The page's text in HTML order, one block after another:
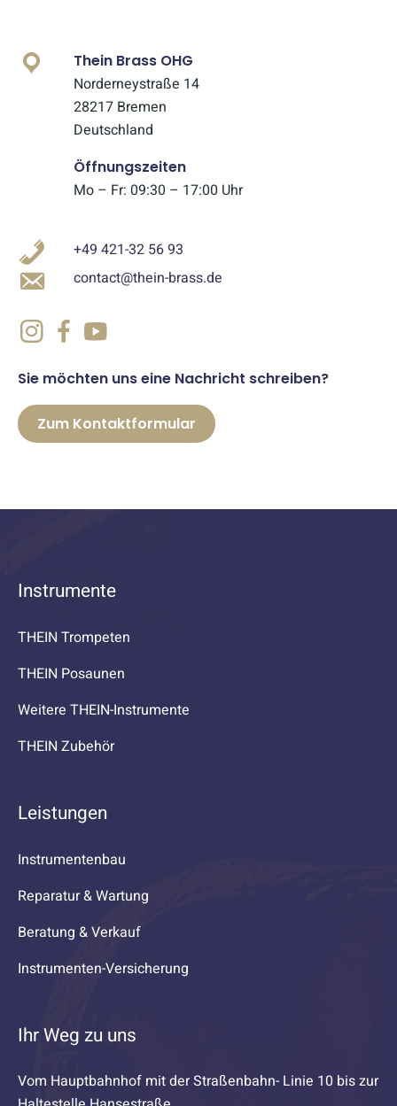
Thein Brass OHG
Norderneystraße 14
28217 Bremen
Deutschland
Öffnungszeiten
Mo – Fr: 09:30 – 17:00 Uhr
+49 421-32 56 93
contact@thein-brass.de
Sie möchten uns eine Nachricht schreiben?
Zum Kontaktformular
Instrumente
THEIN Trompeten
THEIN Posaunen
Weitere THEIN-Instrumente
THEIN Zubehör
Leistungen
Instrumentenbau
Reparatur & Wartung
Beratung & Verkauf
Instrumenten-Versicherung
Ihr Weg zu uns
Vom Hauptbahnhof mit der Straßenbahn- Linie 10 bis zur